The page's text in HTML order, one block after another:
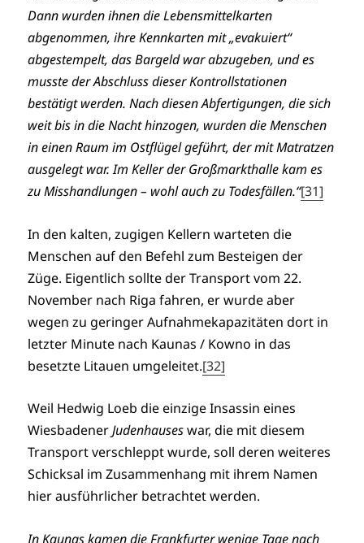
Dann wurden ihnen die Lebensmittelkarten
abgenommen, ihre Kennkarten mit „evakuiert“
abgestempelt, das Bargeld war abzugeben, und es
musste der Abschluss dieser Kontrollstationen
bestätigt werden. Nach diesen Abfertigungen, die sich
weit bis in die Nacht hinzogen, wurden die Menschen
in einen Raum im Ostflügel geführt, der mit Matratzen
ausgelegt war. Im Keller der Großmarkthalle kam es
zu Misshandlungen – wohl auch zu Todesfällen.“[31]
In den kalten, zugigen Kellern warteten die
Menschen auf den Befehl zum Besteigen der
Züge. Eigentlich sollte der Transport vom 22.
November nach Riga fahren, er wurde aber
wegen zu geringer Aufnahmekapazitäten dort in
letzter Minute nach Kaunas / Kowno in das
besetzte Litauen umgeleitet.[32]
Weil Hedwig Loeb die einzige Insassin eines
WiesbadenerJudenhauseswar, die mit diesem
Transport verschleppt wurde, soll deren weiteres
Schicksal im Zusammenhang mit ihrem Namen
hier ausführlicher betrachtet werden.
In Kaunas kamen die Frankfurter wenige Tage nach